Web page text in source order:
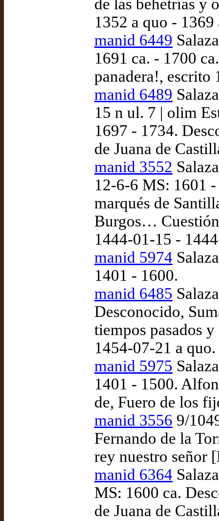
de las behetrías y
1352 a quo - 1369
manid 6449
1691 ca. - 1700
panadera!, escrito
manid 6489
15 n ul. 7 | olim
1697 - 1734.
de Juana de
manid 3552
12-6-6 MS: 1601
marqués de
Burgos…
1444-01-15 -
manid 5974
1401 - 1600.
manid 6485
Desconocido,
tiempos pasados
1454-07-21 a quo.
manid 5975
1401 - 1500.
de, Fuero de los
manid 3556 9/
Fernando de la
rey nuestro señor
manid 6364
MS: 1600 ca.
de Juana de